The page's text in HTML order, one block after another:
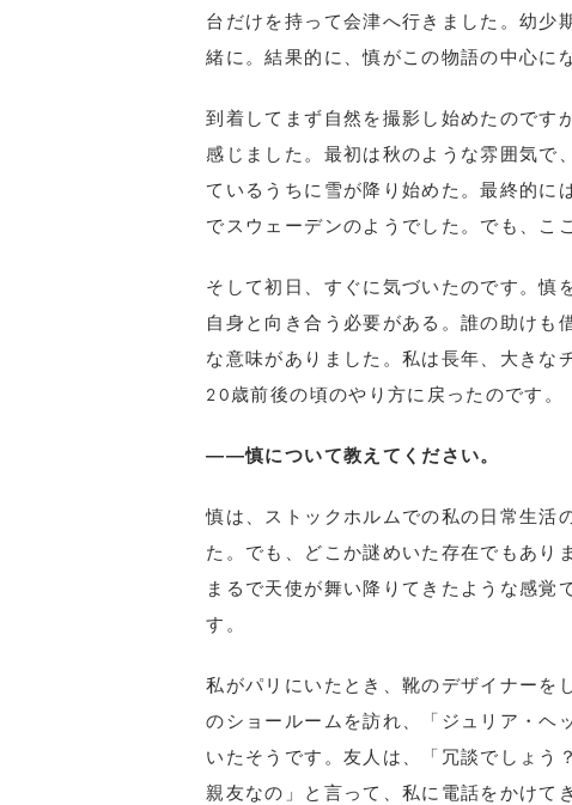
台だけを持って会津へ行きました。幼少
緒に。結果的に、慎がこの物語の中心に
到着してまず自然を撮影し始めたのです
感じました。最初は秋のような雰囲気で
ているうちに雪が降り始めた。最終的に
でスウェーデンのようでした。でも、こ
そして初日、すぐに気づいたのです。慎
自身と向き合う必要がある。誰の助けも
な意味がありました。私は長年、大きな
20歳前後の頃のやり方に戻ったのです。
――慎について教えてください。
慎は、ストックホルムでの私の日常生活
た。でも、どこか謎めいた存在でもあり
まるで天使が舞い降りてきたような感覚
す。
私がパリにいたとき、靴のデザイナーを
のショールームを訪れ、「ジュリア・ヘ
いたそうです。友人は、「冗談でしょう
親友なの」と言って、私に電話をかけて